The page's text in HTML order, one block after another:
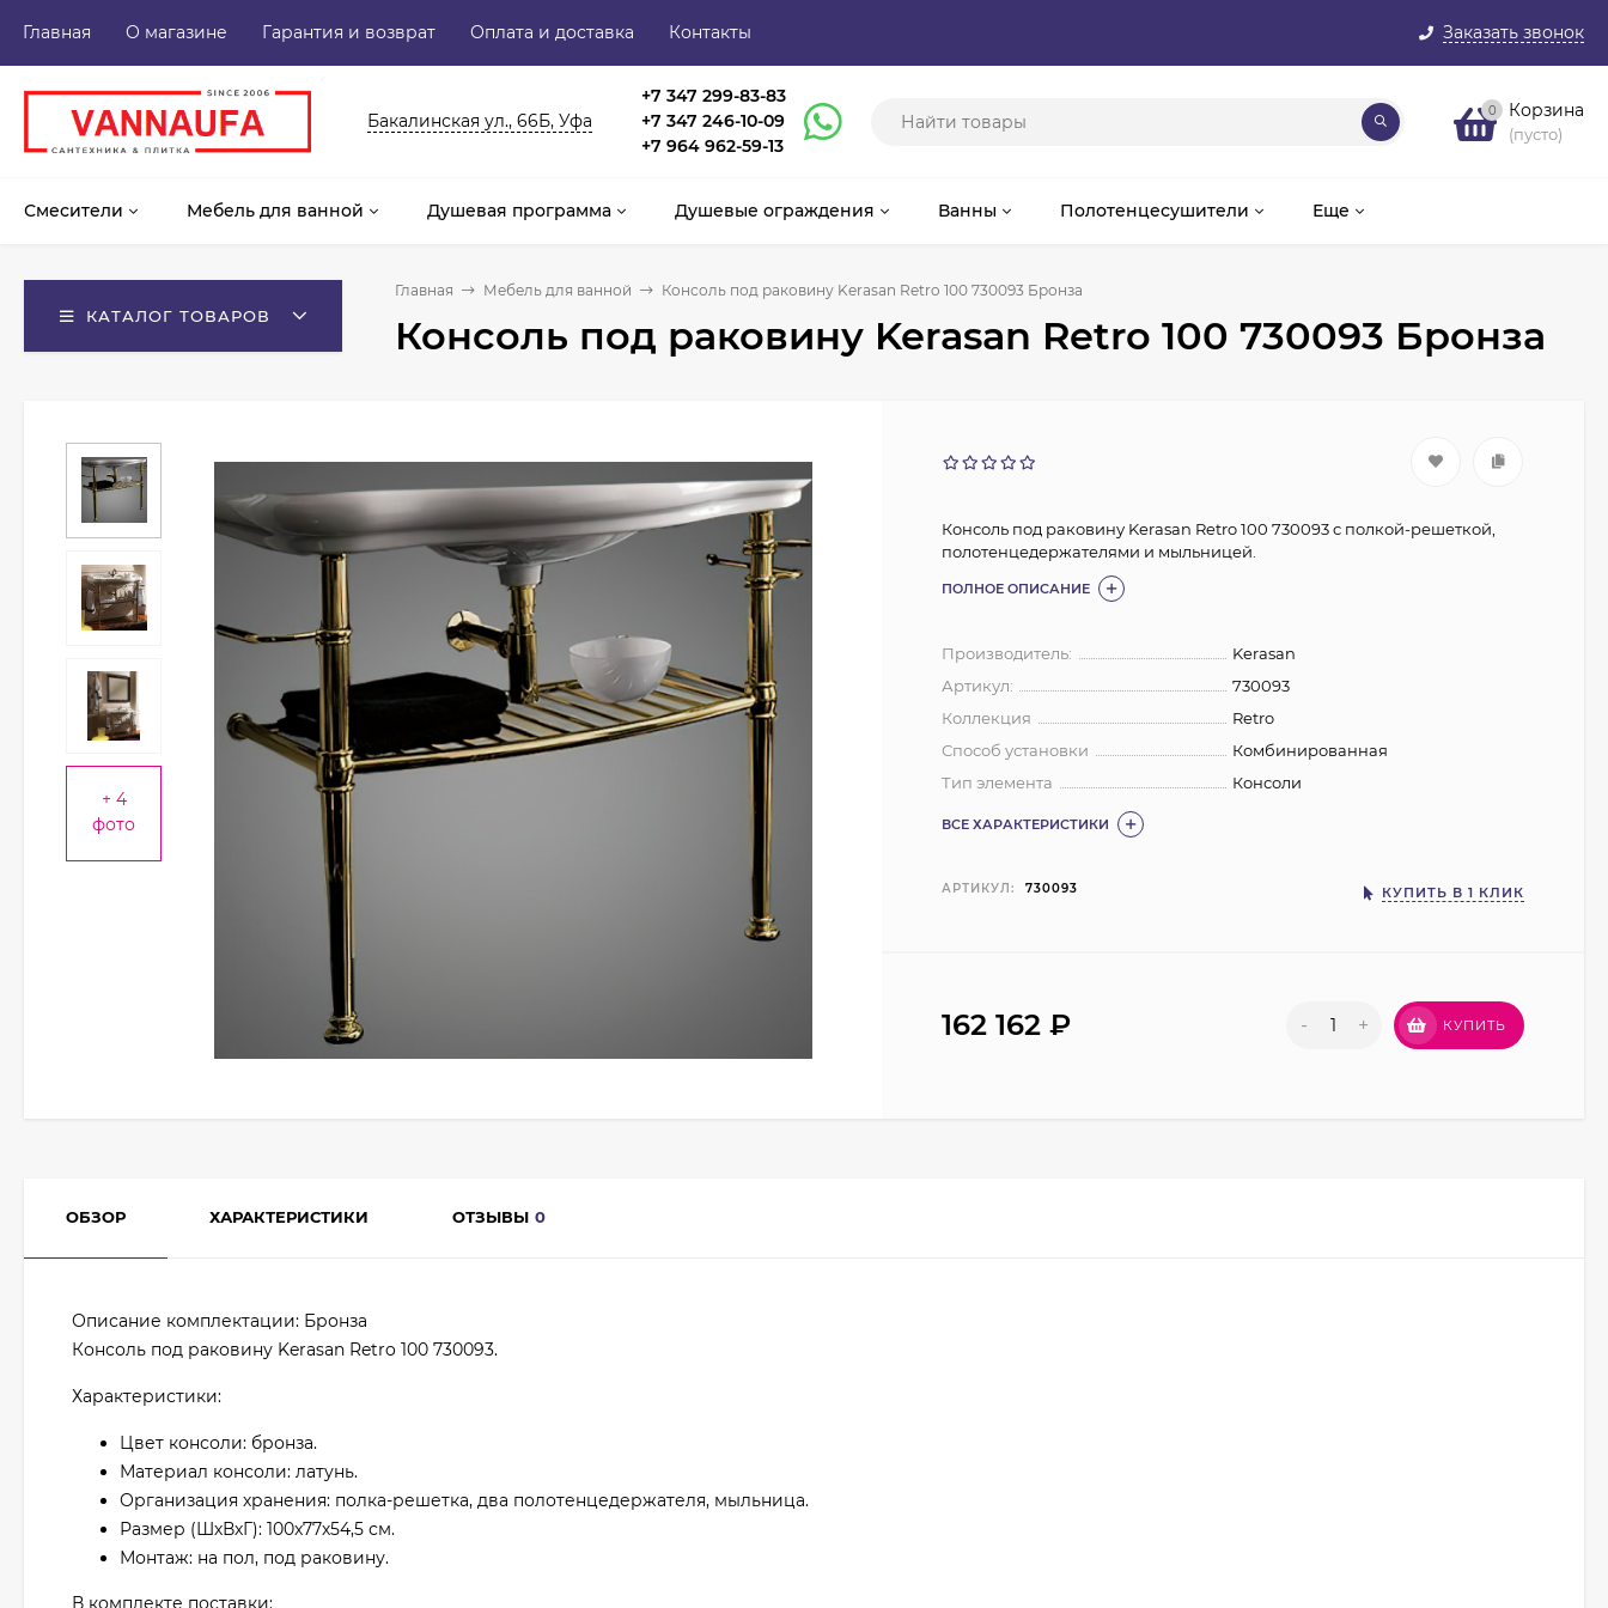
Заказать звонок
Главная О магазине Гарантия и возврат Оплата и доставка Контакты
Бакалинская ул., 66Б, Уфа
+7 347 299-83-83
+7 347 246-10-09
+7 964 962-59-13
0 Корзина
(пусто)
Смесители Мебель для ванной Душевая программа Душевые ограждения Ванны Полотенцесушители Еще
КАТАЛОГ ТОВАРОВ
Главная Мебель для ванной Консоль под раковину Kerasan Retro 100 730093 Бронза
Консоль под раковину Kerasan Retro 100 730093 Бронза
+ 4
фото
Консоль под раковину Kerasan Retro 100 730093 с полкой-решеткой,
полотенцедержателями и мыльницей.
ПОЛНОЕ ОПИСАНИЕ
Производитель:
Kerasan
Артикул:
730093
Коллекция
Retro
Способ установки
Комбинированная
Тип элемента
Консоли
ВСЕ ХАРАКТЕРИСТИКИ
АРТИКУЛ: 730093 КУПИТЬ В 1 КЛИК
162 162₽ - + КУПИТЬ
ОБЗОР ХАРАКТЕРИСТИКИ ОТЗЫВЫ 0
Описание комплектации: Бронза
Консоль под раковину Kerasan Retro 100 730093.
Характеристики:
Цвет консоли: бронза.
Материал консоли: латунь.
Организация хранения: полка-решетка, два полотенцедержателя, мыльница.
Размер (ШхВхГ): 100x77х54,5 см.
Монтаж: на пол, под раковину.
В комплекте поставки: